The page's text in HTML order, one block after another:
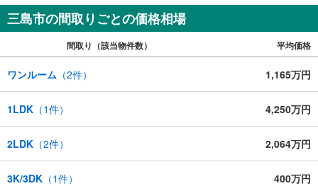
三島市の間取りごとの価格相場
間取り（該当物件数） 平均価格
ワンルーム （2件） 1,165万円
1LDK （1件） 4,250万円
2LDK （2件） 2,064万円
3K/3DK （1件） 400万円